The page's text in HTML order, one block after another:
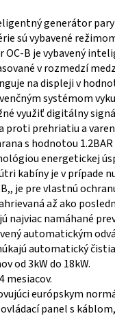
generátor pary
sú vybavené
OC-B je vybavený
v rozmedzí
na displeji v
systémom
využiť digitálny
prehriatiu a
s hodnotou
energetickej
kabíny je v prípade
je pre vlastnú
až ako
najviac namáhané
automatickým
automatický
od 3kW do 18kW.
mesiacov.
európskym
panel s